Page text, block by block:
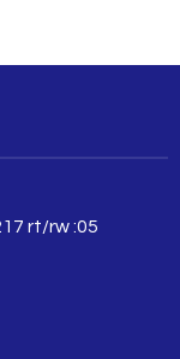
rt/rw :05